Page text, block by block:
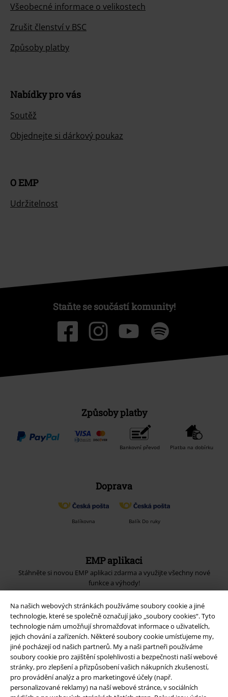
Na našich webových stránkách používáme soubory cookie a jiné
technologie, které se společně označují jako „soubory cookies“. Tyto
technologie nám umožňují shromažďovat informace o uživatelích,
jejich chování a zařízeních. Některé soubory cookie umísťujeme my,
jiné pocházejí od našich partnerů. My a naši partneři používáme
soubory cookie pro zajištění spolehlivosti a bezpečnosti naší webové
stránky, pro zlepšení a přizpůsobení vašich nákupních zkušeností,
pro provádění analýz a pro marketingové účely (např.
personalizované reklamy) na naší webové stránce, v sociálních
Všeobecné informace o velikostech
Zrušit členství v BSC
Způsoby platby
Nabídky pro vás
Soutěž
Objednejte si dárkový poukaz
O EMP
Udržitelnost
Staňte se součástí komunity!
Způsoby platby
Bankovní převod Platba na dobírku
Doprava
Balíkovna Balík Do ruky
EMP aplikaci
Stáhněte si novou EMP aplikaci zdarma a využijte všechny nové
funkce a výhody!
A Warner Music Group Company